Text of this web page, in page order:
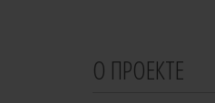
О ПРОЕКТЕ